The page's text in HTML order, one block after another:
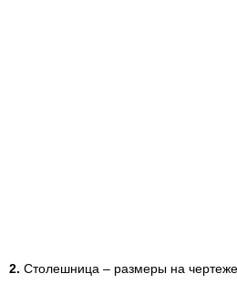
2. Столешница – размеры на чертеже.